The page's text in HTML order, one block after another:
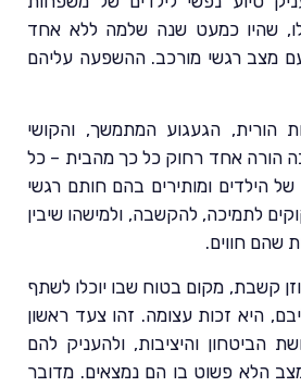
שהיו כמעט שנה שלמה ללא אחד
מצב רגשי מורכב. ההשפעה עליהם
הורית, הגעגוע המתמשך, והקושי
הורה אחד רחוק כל כך מהבית – כל
הילדים ומותירים בהם חותם רגשי
לתמיכה, להקשבה, ולמישהו שיבין
שהם חווים.
קשבת, מקום בטוח שבו יוכלו לשתף
היא זכות עצומה. זהו צעד ראשון
הביטחון והיציבות, ולהעניק להם
הלא פשוט בו הם נמצאים. מדובר